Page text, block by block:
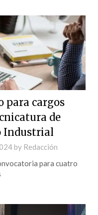
para cargos
de
Industrial
by Redacción
para cuatro